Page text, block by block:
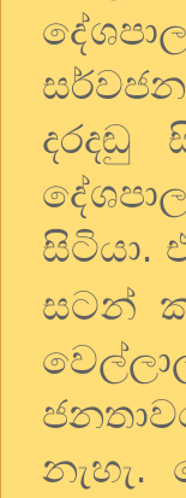
දරදඬු
සිටියා.
සටන්
නැහැ.